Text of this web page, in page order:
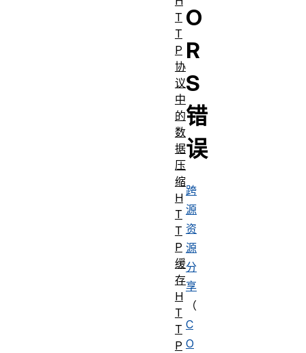
O
R
S
错
误
跨
源
资
源
分
享
（
C
O
T
T
P
协
议
中
的
数
据
压
缩
H
T
T
P
缓
存
H
T
T
P